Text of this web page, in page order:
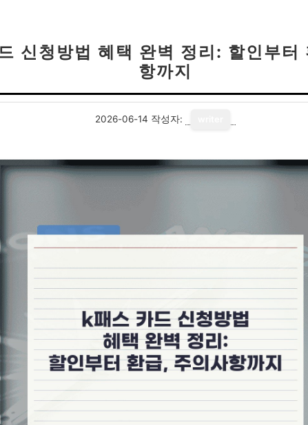
신청방법 혜택 완벽 정리: 할인부터
항까지
2026-06-14 작성자: